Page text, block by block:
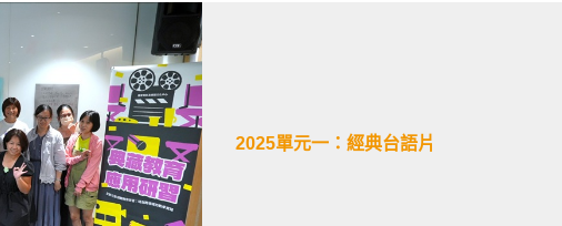
2025單元一：經典台語片